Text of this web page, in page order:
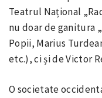
Teatrul Național
nu doar de ganitura
Popii, Marius
etc.), ci și de Victor
O societate